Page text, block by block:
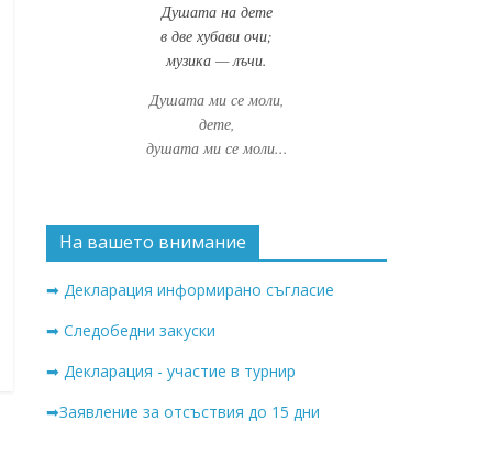
Душата на дете
в две хубави очи;
музика — лъчи.
Душата ми се моли,
дете,
душата ми се моли...
На вашето внимание
➡ Декларация информирано съгласие
➡ Следобедни закуски
➡ Декларация - участие в турнир
➡Заявление за отсъствия до 15 дни